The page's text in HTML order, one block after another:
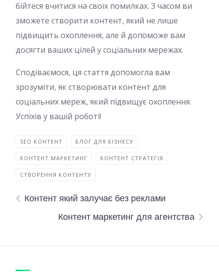
бійтеся вчитися на своїх помилках. З часом ви
зможете створити контент, який не лише
підвищить охоплення, але й допоможе вам
досягти ваших цілей у соціальних мережах.
Сподіваємося, ця стаття допомогла вам
зрозуміти, як створювати контент для
соціальних мереж, який підвищує охоплення.
Успіхів у вашій роботі!
SEO КОНТЕНТ БЛОГ ДЛЯ БІЗНЕСУ
КОНТЕНТ МАРКЕТИНГ КОНТЕНТ СТРАТЕГІЯ
СТВОРЕННЯ КОНТЕНТУ
Контент який залучає без реклами
Контент маркетинг для агентства